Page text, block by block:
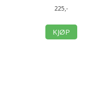
225,-
KJØP